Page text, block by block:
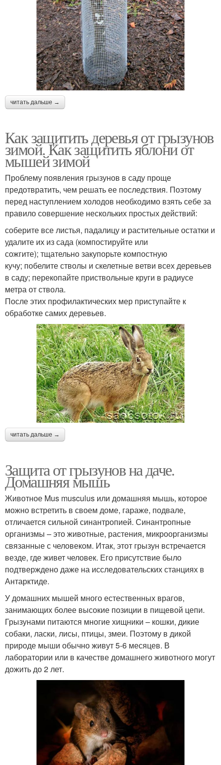
читать дальше →
Как защитить деревья от грызунов
зимой. Как защитить яблони от
мышей зимой
Проблему появления грызунов в саду проще
предотвратить, чем решать ее последствия. Поэтому
перед наступлением холодов необходимо взять себе за
правило совершение нескольких простых действий:
соберите все листья, падалицу и растительные остатки и
удалите их из сада (компостируйте или
сожгите); тщательно закупорьте компостную
кучу; побелите стволы и скелетные ветви всех деревьев
в саду; перекопайте приствольные круги в радиусе
метра от ствола.
После этих профилактических мер приступайте к
обработке самих деревьев.
читать дальше →
Защита от грызунов на даче.
Домашняя мышь
Животное Mus musculus или домашняя мышь, которое
можно встретить в своем доме, гараже, подвале,
отличается сильной синантропией. Синантропные
организмы – это животные, растения, микроорганизмы
связанные с человеком. Итак, этот грызун встречается
везде, где живет человек. Его присутствие было
подтверждено даже на исследовательских станциях в
Антарктиде.
У домашних мышей много естественных врагов,
занимающих более высокие позиции в пищевой цепи.
Грызунами питаются многие хищники – кошки, дикие
собаки, ласки, лисы, птицы, змеи. Поэтому в дикой
природе мыши обычно живут 5-6 месяцев. В
лаборатории или в качестве домашнего животного могут
дожить до 2 лет.